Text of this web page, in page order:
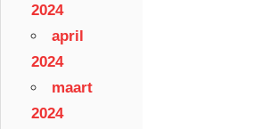
2024
april
2024
maart
2024